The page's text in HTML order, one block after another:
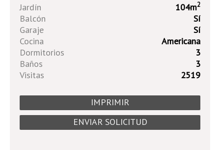
Jardín 104m2
Balcón
Sí
Garaje
Sí
Cocina
Americana
Dormitorios
3
Baños
3
Visitas
2519
IMPRIMIR
ENVIAR SOLICITUD